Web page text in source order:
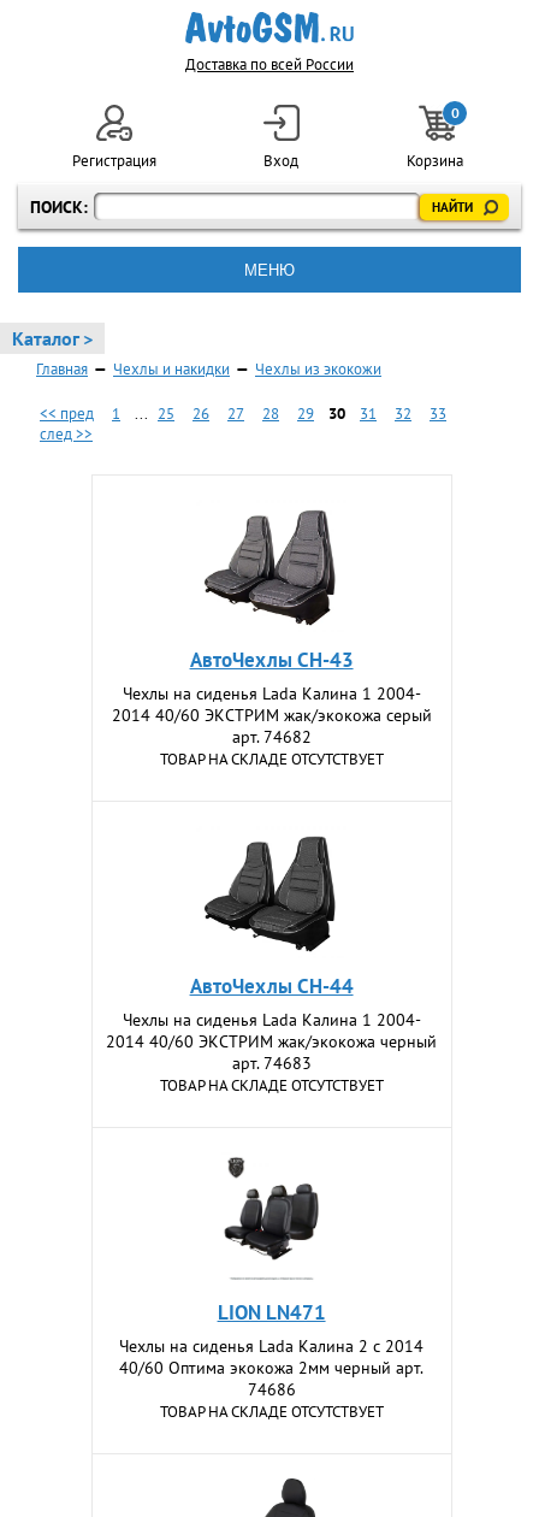
Доставка по всей России
ПОИСК:
Регистрация Вход
0
Корзина
МЕНЮ
Каталог >
Главная — Чехлы и накидки — Чехлы из экокожи
<< пред 1 ... 25 26 27 28 29 30 31 32
33
след >>
АвтоЧехлы CH-43
Чехлы на сиденья Lada Калина 1 2004-
2014 40/60 ЭКСТРИМ жак/экокожа серый
арт. 74682
ТОВАР НА СКЛАДЕ ОТСУТСТВУЕТ
АвтоЧехлы CH-44
Чехлы на сиденья Lada Калина 1 2004-
2014 40/60 ЭКСТРИМ жак/экокожа черный
арт. 74683
ТОВАР НА СКЛАДЕ ОТСУТСТВУЕТ
LION LN471
Чехлы на сиденья Lada Калина 2 с 2014
40/60 Оптима экокожа 2мм черный арт.
74686
ТОВАР НА СКЛАДЕ ОТСУТСТВУЕТ